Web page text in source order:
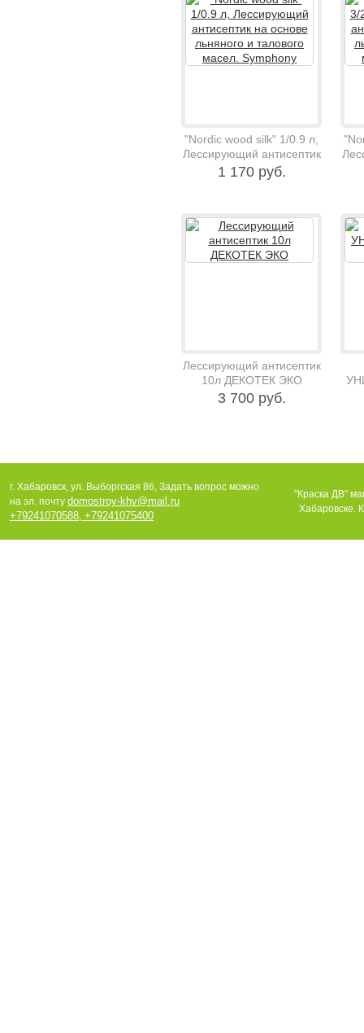
"Nordic wood silk" 1/0.9 л,
Лессирующий антисептик
на основе льняного и
талового масел.
1 170 руб.
Лессирующий антисептик
10л ДЕКОТЕК ЭКО
3 700 руб.
г. Хабаровск, ул. Выборгская 86, Задать вопрос можно
на эл. почту domostroy-khv@mail.ru
+79241070588, +79241075400
"Краска ДВ"
Хабаровске.